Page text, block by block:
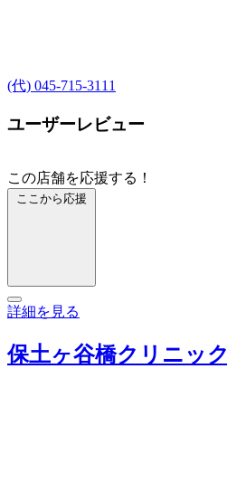
(代) 045-715-3111
ユーザーレビュー
この店舗を応援する！
ここから応援
詳細を見る
保土ヶ谷橋クリニック